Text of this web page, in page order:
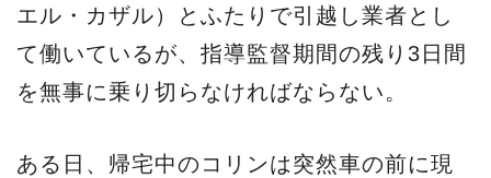
エル・カザル）とふたりで引越し業者とし
て働いているが、指導監督期間の残り3日間
を無事に乗り切らなければならない。
ある日、帰宅中のコリンは突然車の前に現